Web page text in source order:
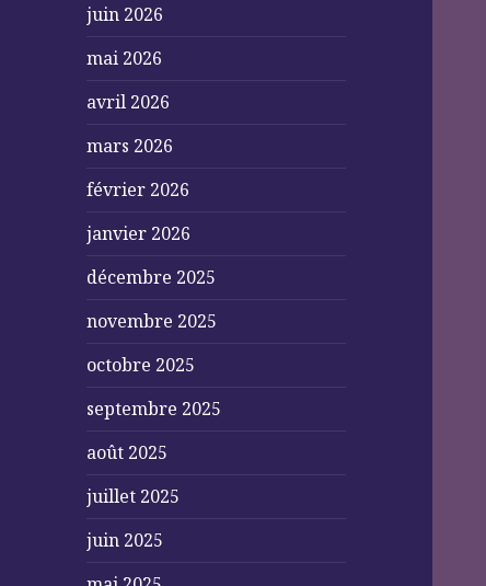
juin 2026
mai 2026
avril 2026
mars 2026
février 2026
janvier 2026
décembre 2025
novembre 2025
octobre 2025
septembre 2025
août 2025
juillet 2025
juin 2025